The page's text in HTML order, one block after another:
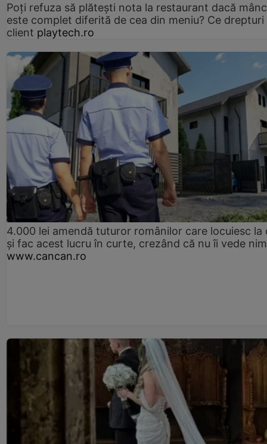
Poți refuza să plătești nota la restaurant dacă
este complet diferită de cea din meniu? Ce drepturi
client playtech.ro
4.000 lei amendă tuturor românilor care locuiesc la
și fac acest lucru în curte, crezând că nu îi vede
www.cancan.ro